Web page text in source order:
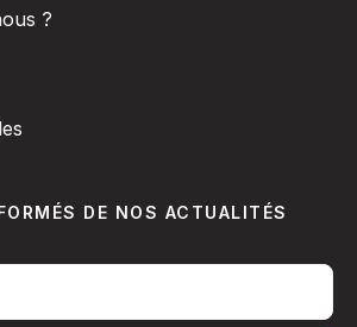
?
DE NOS ACTUALITÉS